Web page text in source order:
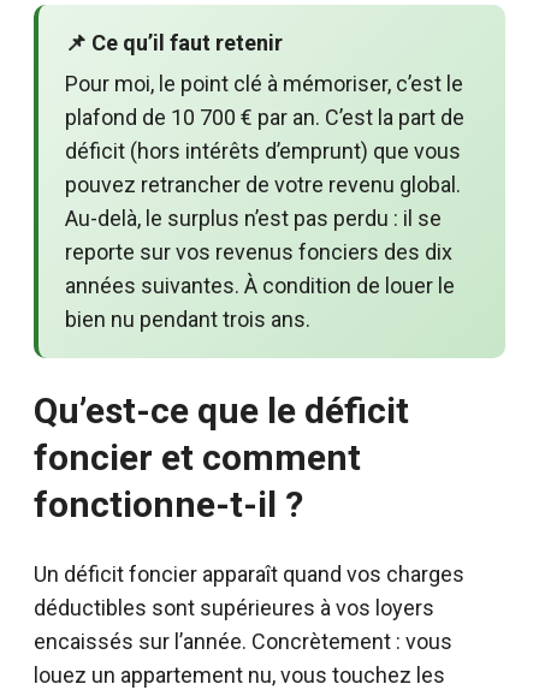
📌 Ce qu’il faut retenir
Pour moi, le point clé à mémoriser, c’est le
plafond de 10 700 € par an. C’est la part de
déficit (hors intérêts d’emprunt) que vous
pouvez retrancher de votre revenu global.
Au-delà, le surplus n’est pas perdu : il se
reporte sur vos revenus fonciers des dix
années suivantes. À condition de louer le
bien nu pendant trois ans.
Qu’est-ce que le déficit
foncier et comment
fonctionne-t-il ?
Un déficit foncier apparaît quand vos charges
déductibles sont supérieures à vos loyers
encaissés sur l’année. Concrètement : vous
louez un appartement nu, vous touchez les